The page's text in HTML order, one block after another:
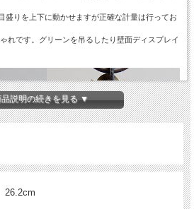
盛りを上下に動かせますが正確な計量は行ってお
れです。グリーンを吊るしたり壁面ディスプレイ
説明の続きを見る ▼